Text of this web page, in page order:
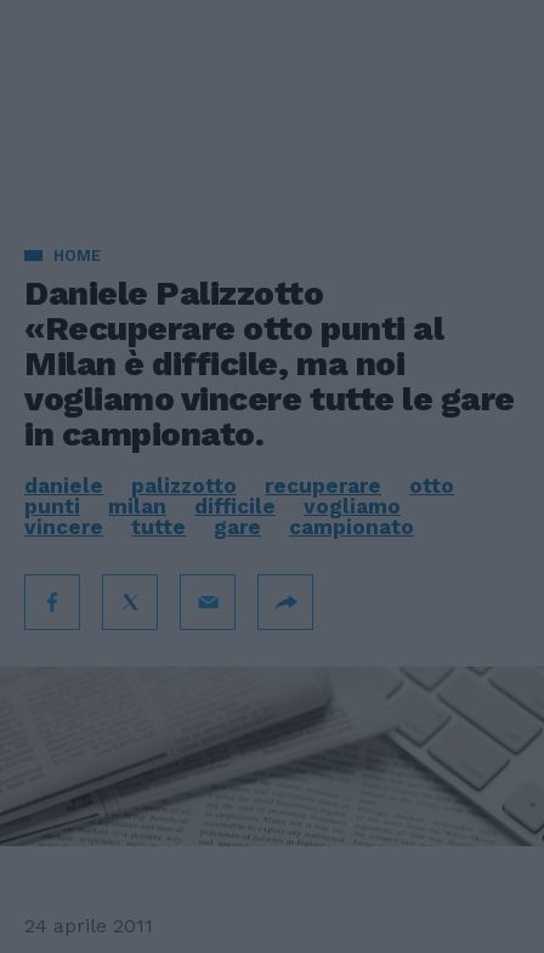
HOME
Daniele Palizzotto
«Recuperare otto punti al
Milan è difficile, ma noi
vogliamo vincere tutte le gare
in campionato.
daniele palizzotto recuperare
otto
punti
milan difficile
vogliamo
vincere
tutte gare campionato
24 aprile 2011